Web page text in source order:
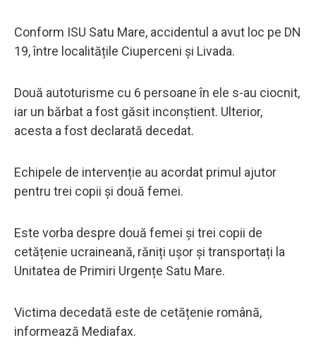
Conform ISU Satu Mare, accidentul a avut loc pe DN
19, între localitățile Ciuperceni și Livada.
Două autoturisme cu 6 persoane în ele s-au ciocnit,
iar un bărbat a fost găsit inconștient. Ulterior,
acesta a fost declarată decedat.
Echipele de intervenție au acordat primul ajutor
pentru trei copii și două femei.
Este vorba despre două femei și trei copii de
cetățenie ucraineană, răniți ușor și transportați la
Unitatea de Primiri Urgențe Satu Mare.
Victima decedată este de cetățenie română,
informează Mediafax.